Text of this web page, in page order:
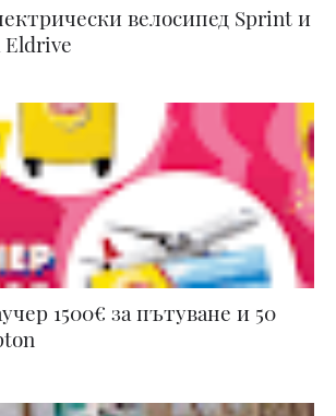
велосипед Sprint и
Eldrive
1500€ за пътуване и 50